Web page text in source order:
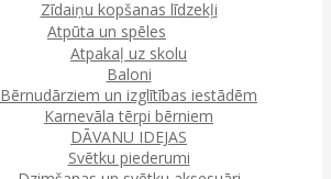
Zīdaiņu kopšanas līdzekļi
Atpūta un spēles
Atpakaļ uz skolu
Baloni
Bērnudārziem un izglītības iestādēm
Karnevāla tērpi bērniem
DĀVANU IDEJAS
Svētku piederumi